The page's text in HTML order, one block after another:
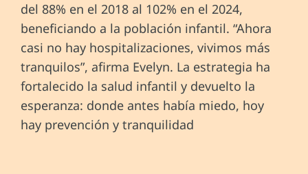
del 88% en el 2018 al 102% en el 2024,
beneficiando a la población infantil. “Ahora
casi no hay hospitalizaciones, vivimos más
tranquilos”, afirma Evelyn. La estrategia ha
fortalecido la salud infantil y devuelto la
esperanza: donde antes había miedo, hoy
hay prevención y tranquilidad